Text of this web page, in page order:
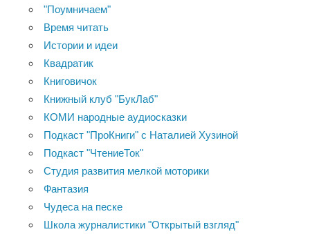
"Поумничаем"
Время читать
Истории и идеи
Квадратик
Книговичок
Книжный клуб "БукЛаб"
КОМИ народные аудиосказки
Подкаст "ПроКниги" с Наталией Хузиной
Подкаст "ЧтениеТок"
Студия развития мелкой моторики
Фантазия
Чудеса на песке
Школа журналистики "Открытый взгляд"